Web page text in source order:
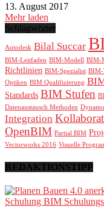
13. August 2017
Mehr laden
Schlagwörter
Autodesk Bilal Succar
BIM-Leitfaden BIM-Modell BIM-
Richtlinien BIM-Spezialist BIM-
Optiken BIM Qualifizierung
Standards BIM Stufen
Datenaustausch Methoden Dynamo
Integration
OpenBIM Partial BIM
Vectorworks 2016 Visuelle
REDAKTIONSTIPP